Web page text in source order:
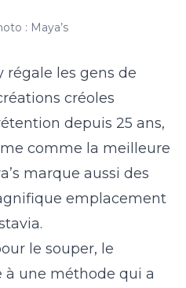
: Maya’s
régale les gens de
créoles
depuis 25 ans,
comme la meilleure
marque aussi des
emplacement
le souper, le
à une méthode qui a